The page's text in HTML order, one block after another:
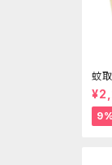
蚊